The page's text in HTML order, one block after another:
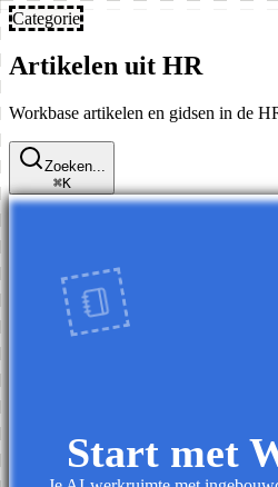
Categorie
Artikelen uit HR
Workbase artikelen en gidsen in de
Zoeken...
⌘K
Start met